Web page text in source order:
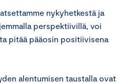
nykyhetkestä ja
perspektiivillä, voi
pitää pääosin positiivisena
alentumisen taustalla ovat